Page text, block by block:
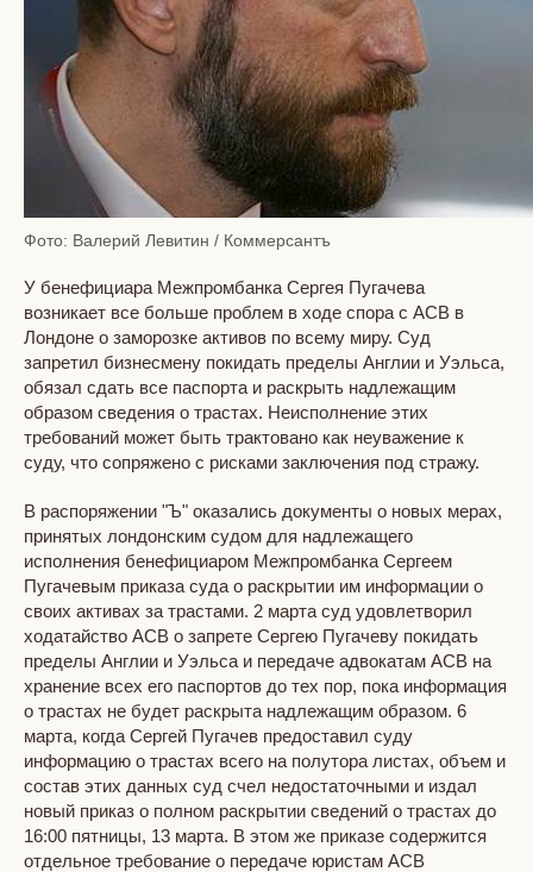
Фото: Валерий Левитин / Коммерсантъ
У бенефициара Межпромбанка Сергея Пугачева
возникает все больше проблем в ходе спора с АСВ в
Лондоне о заморозке активов по всему миру. Суд
запретил бизнесмену покидать пределы Англии и Уэльса,
обязал сдать все паспорта и раскрыть надлежащим
образом сведения о трастах. Неисполнение этих
требований может быть трактовано как неуважение к
суду, что сопряжено с рисками заключения под стражу.
В распоряжении "Ъ" оказались документы о новых мерах,
принятых лондонским судом для надлежащего
исполнения бенефициаром Межпромбанка Сергеем
Пугачевым приказа суда о раскрытии им информации о
своих активах за трастами. 2 марта суд удовлетворил
ходатайство АСВ о запрете Сергею Пугачеву покидать
пределы Англии и Уэльса и передаче адвокатам АСВ на
хранение всех его паспортов до тех пор, пока информация
о трастах не будет раскрыта надлежащим образом. 6
марта, когда Сергей Пугачев предоставил суду
информацию о трастах всего на полутора листах, объем и
состав этих данных суд счел недостаточными и издал
новый приказ о полном раскрытии сведений о трастах до
16:00 пятницы, 13 марта. В этом же приказе содержится
отдельное требование о передаче юристам АСВ